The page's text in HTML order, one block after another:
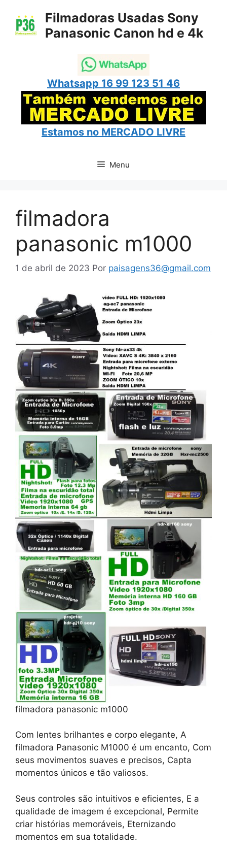
para
Filmadoras Usadas Sony
Panasonic Canon hd e 4k
Whatsapp 16 99 123 51 46
Estamos no MERCADO LIVRE
Menu
filmadora
panasonic m1000
1 de abril de 2023 Por paisagens36@gmail.com
filmadora panasonic m1000
Com lentes brilhantes e corpo elegante, A
filmadora Panasonic M1000 é um encanto, Com
seus movimentos suaves e precisos, Capta
momentos únicos e tão valiosos.
Seus controles são intuitivos e eficientes, E a
qualidade de imagem é excepcional, Permite
criar histórias memoráveis, Eternizando
momentos em sua totalidade.